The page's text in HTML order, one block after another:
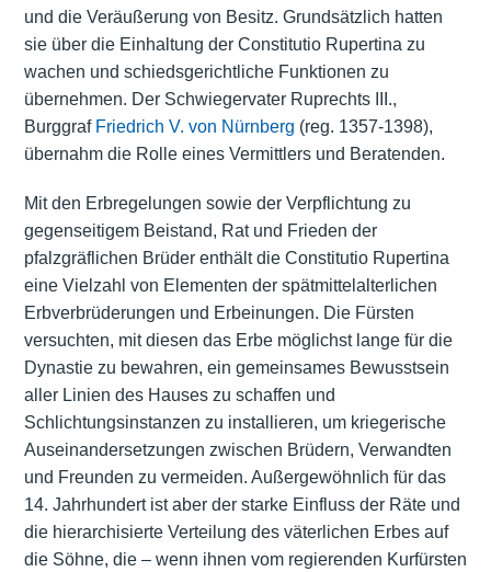
und die Veräußerung von Besitz. Grundsätzlich hatten
sie über die Einhaltung der Constitutio Rupertina zu
wachen und schiedsgerichtliche Funktionen zu
übernehmen. Der Schwiegervater Ruprechts III.,
Burggraf Friedrich V. von Nürnberg (reg. 1357-1398),
übernahm die Rolle eines Vermittlers und Beratenden.
Mit den Erbregelungen sowie der Verpflichtung zu
gegenseitigem Beistand, Rat und Frieden der
pfalzgräflichen Brüder enthält die Constitutio Rupertina
eine Vielzahl von Elementen der spätmittelalterlichen
Erbverbrüderungen und Erbeinungen. Die Fürsten
versuchten, mit diesen das Erbe möglichst lange für die
Dynastie zu bewahren, ein gemeinsames Bewusstsein
aller Linien des Hauses zu schaffen und
Schlichtungsinstanzen zu installieren, um kriegerische
Auseinandersetzungen zwischen Brüdern, Verwandten
und Freunden zu vermeiden. Außergewöhnlich für das
14. Jahrhundert ist aber der starke Einfluss der Räte und
die hierarchisierte Verteilung des väterlichen Erbes auf
die Söhne, die – wenn ihnen vom regierenden Kurfürsten